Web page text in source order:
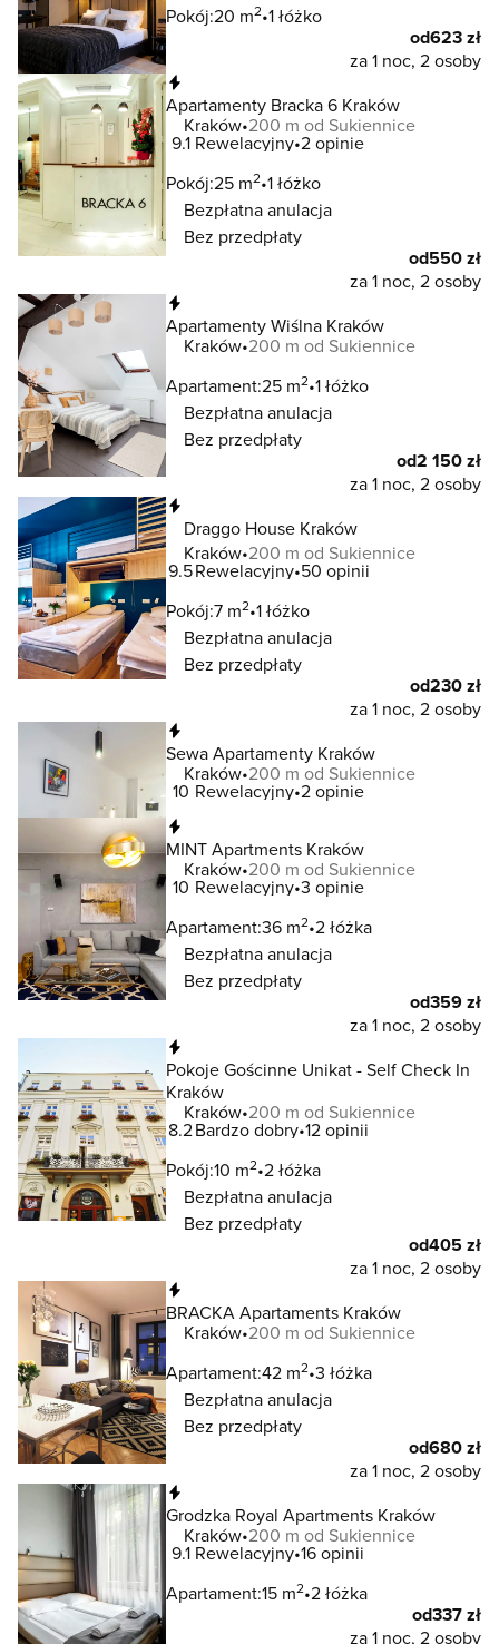
Pokój:20 m2 1 łóżko
od623 zł
za 1 noc, 2 osoby
Apartamenty Bracka 6 Kraków
Kraków 200 m od Sukiennice
9.1 Rewelacyjny 2 opinie
Pokój:25 m2 1 łóżko
Bezpłatna anulacja
Bez przedpłaty
od550 zł
za 1 noc, 2 osoby
Apartamenty Wiślna Kraków
Kraków 200 m od Sukiennice
Apartament:25 m2 1 łóżko
Bezpłatna anulacja
Bez przedpłaty
od2 150 zł
za 1 noc, 2 osoby
Draggo House Kraków
Kraków 200 m od Sukiennice
9.5Rewelacyjny 50 opinii
Pokój:7 m2 1 łóżko
Bezpłatna anulacja
Bez przedpłaty
od230 zł
za 1 noc, 2 osoby
Sewa Apartamenty Kraków
Kraków 200 m od Sukiennice
10 Rewelacyjny 2 opinie
MINT Apartments Kraków
Kraków 200 m od Sukiennice
10 Rewelacyjny 3 opinie
Apartament:36 m2 2 łóżka
Bezpłatna anulacja
Bez przedpłaty
od359 zł
za 1 noc, 2 osoby
Pokoje Gościnne Unikat - Self Check In
Kraków
Kraków 200 m od Sukiennice
8.2Bardzo dobry 12 opinii
Pokój:10 m2 2 łóżka
Bezpłatna anulacja
Bez przedpłaty
od405 zł
za 1 noc, 2 osoby
BRACKA Apartaments Kraków
Kraków 200 m od Sukiennice
Apartament:42 m2 3 łóżka
Bezpłatna anulacja
Bez przedpłaty
od680 zł
za 1 noc, 2 osoby
Grodzka Royal Apartments Kraków
Kraków 200 m od Sukiennice
9.1 Rewelacyjny 16 opinii
Apartament:15 m2 2 łóżka
od337 zł
za 1 noc, 2 osoby